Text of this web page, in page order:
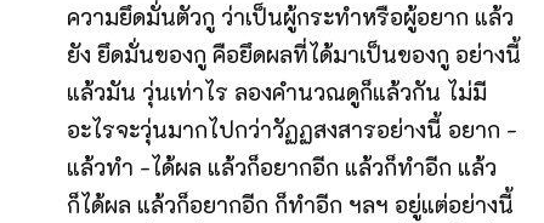
ความยึดมั่นตัวกู ว่าเป็นผู้กระทำหรือผู้อยาก แล้ว
ยัง ยึดมั่นของกู คือยึดผลที่ได้มาเป็นของกู อย่างนี้
แล้วมัน วุ่นเท่าไร ลองคำนวณดูก็แล้วกัน ไม่มี
อะไรจะวุ่นมากไปกว่าวัฏฏสงสารอย่างนี้ อยาก -
แล้วทำ -ได้ผล แล้วก็อยากอีก แล้วก็ทำอีก แล้ว
ก็ได้ผล แล้วก็อยากอีก ก็ทำอีก ฯลฯ อยู่แต่อย่างนี้